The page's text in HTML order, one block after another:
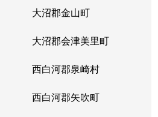
大沼郡金山町
大沼郡会津美里町
西白河郡泉崎村
西白河郡矢吹町